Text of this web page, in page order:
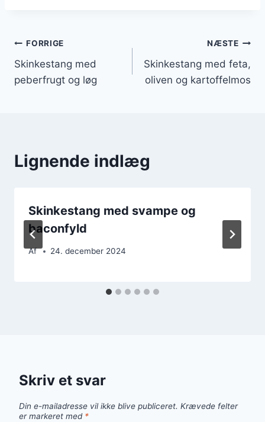
Indlægsnavigation
FORRIGE
Skinkestang med
peberfrugt og løg
NÆSTE
Skinkestang med feta,
oliven og kartoffelmos
Lignende indlæg
Skinkestang med svampe og
baconfyld
Af 24. december 2024
Skriv et svar
Din e-mailadresse vil ikke blive publiceret. Krævede felter
er markeret med *